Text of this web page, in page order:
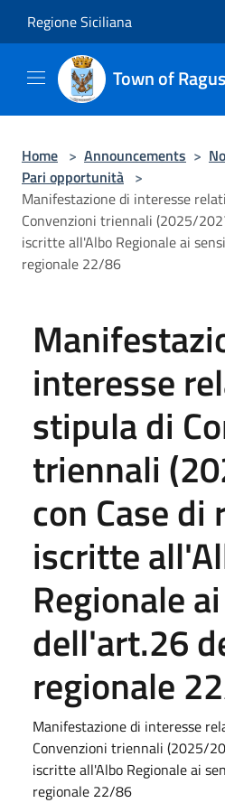
Regione Siciliana
Town of
Home > Announcements >
Pari opportunità >
Manifestazione di interesse
Convenzioni triennali (2025/
iscritte all'Albo Regionale ai
regionale 22/86
interesse
stipula di
triennali
con Case di
iscritte
Regionale
dell'art.26
regionale
Manifestazione di interesse
Convenzioni triennali (2025/
iscritte all'Albo Regionale ai
regionale 22/86